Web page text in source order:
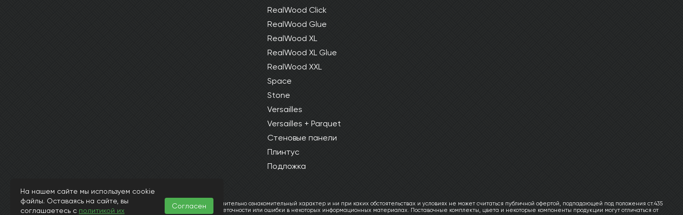
RealWood Click
RealWood Glue
RealWood XL
RealWood XL Glue
RealWood XXL
Space
Stone
Versailles
Versailles + Parquet
Стеновые панели
Плинтус
Подложка
© Интернет магазин laminat-aquafloor.ru 2015-2026
Информация, представленная на страницах данного сайта, носит исключительно ознакомительный характер и ни при каких обстоятельствах и условиях не может считаться публичной офертой, подпадающей под положения ст.435
и 437 Гражданского Кодекса РФ. Заранее просим извинить за возможные неточности или ошибки в некоторых информационных материалах. Поставочные комплекты, цвета и некоторые компоненты продукции могут отличаться от
На нашем сайте мы используем cookie
файлы. Оставаясь на сайте, вы
соглашаетесь с политикой их
Согласен